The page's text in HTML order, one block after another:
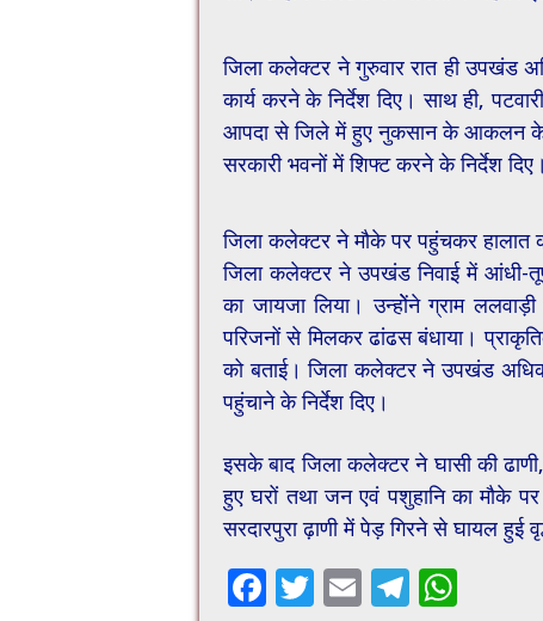
जिला कलेक्टर ने गुरुवार रात ही उपखंड
कार्य करने के निर्देश दिए। साथ ही,
आपदा से जिले में हुए नुकसान के आकलन के
सरकारी भवनों में शिफ्ट करने के निर्देश दिए।
जिला कलेक्टर ने मौके पर पहुंचकर हालात
जिला कलेक्टर ने उपखंड निवाई में आंधी-
का जायजा लिया। उन्होेंने ग्राम
परिजनों से मिलकर ढांढस बंधाया।
को बताई। जिला कलेक्टर ने उपखंड
पहुंचाने के निर्देश दिए।
इसके बाद जिला कलेक्टर ने घासी की
हुए घरों तथा जन एवं पशुहानि का मौके
सरदारपुरा ढ़ाणी में पेड़ गिरने से घायल हुई
F
T
E
T